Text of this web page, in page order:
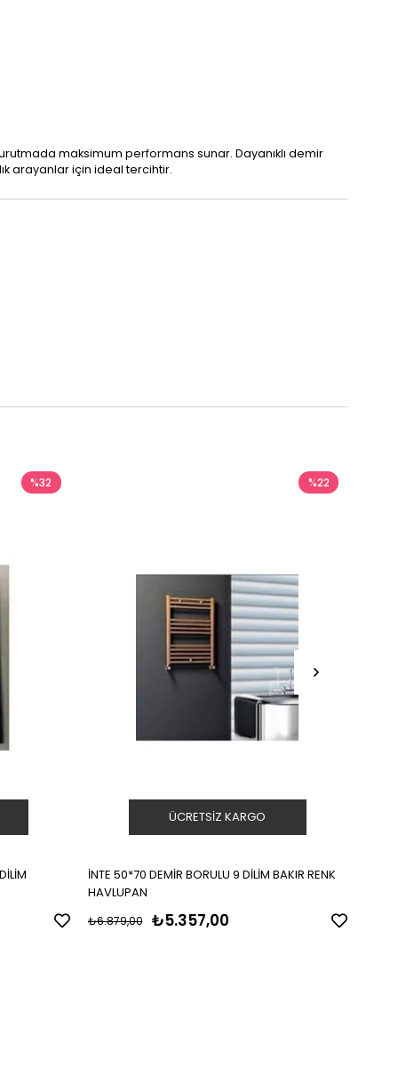
maksimum performans sunar. Dayanıklı demir
arayanlar için ideal tercihtir.
%32
İNTE 50*70 DEMİR BORULU 9 DİLİM BAKIR RENK
HAVLUPAN
₺5.357,00
₺6.879,00
%22
ÜCRETSIZ KARGO